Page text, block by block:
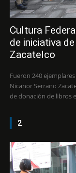
Cultura
de iniciativa
Zacatelco
Fueron 240
Nicanor Serrano Zacatelco, Tlax. Concluyó con gran éxito la campaña
de donación de libros
2